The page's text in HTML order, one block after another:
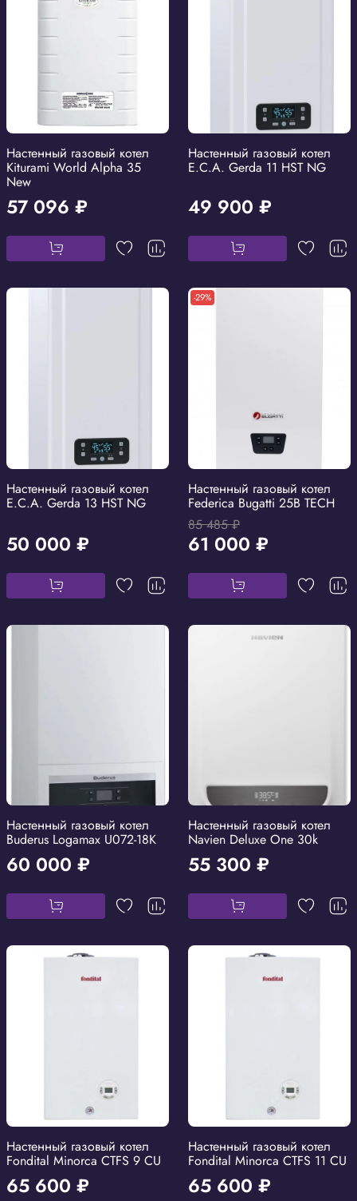
Настенный газовый котел
Kiturami World Alpha 35
New
57 096 ₽
Настенный газовый котел
E.C.A. Gerda 11 HST NG
49 900 ₽
Настенный газовый котел
E.C.A. Gerda 13 HST NG
50 000 ₽
-29%
Настенный газовый котел
Federica Bugatti 25В TECH
85 485 ₽
61 000 ₽
Настенный газовый котел
Buderus Logamax U072-18K
60 000 ₽
Настенный газовый котел
Navien Deluxe One 30k
55 300 ₽
Настенный газовый котел
Fondital Minorca CTFS 9 CU
65 600 ₽
Настенный газовый котел
Fondital Minorca CTFS 11 CU
65 600 ₽